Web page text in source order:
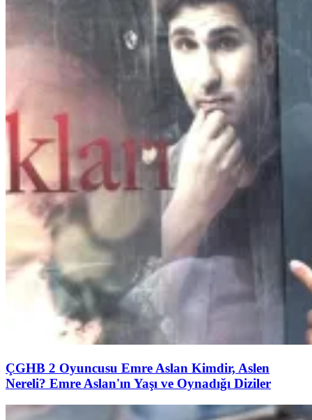
ÇGHB 2 Oyuncusu Emre Aslan Kimdir, Aslen
Nereli? Emre Aslan'ın Yaşı ve Oynadığı Diziler